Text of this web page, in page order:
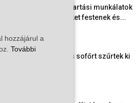
a nyári karbantartási munkálatok
– útburkolati jeleket festenek és...
gyorshajtót és ittas sofőrt szűrtek ki
hozzájárul a
További